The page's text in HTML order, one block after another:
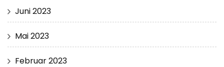
Juni 2023
Mai 2023
Februar 2023